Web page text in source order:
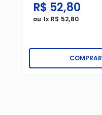
R$ 52,80
ou 1x R$ 52,80
COMPRAR